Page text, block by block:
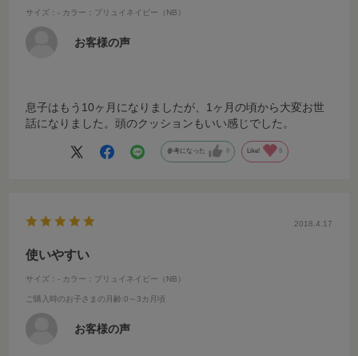
サイズ：- カラー：プリュイネイビー（NB）
お客様の声
息子はもう10ヶ月になりましたが、1ヶ月の頃から大変お世
話になりました。頭のクッションもいい感じでした。
参考になった 0 Like! 5
2018.4.17
使いやすい
サイズ：- カラー：プリュイネイビー（NB）
ご購入時のお子さまの月齢:0～3カ月頃
お客様の声